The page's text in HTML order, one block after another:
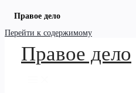
Правое дело
Перейти к содержимому
Правое дело